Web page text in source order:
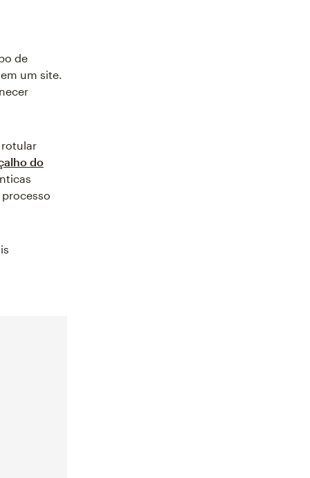
de
um site.
rotular
do